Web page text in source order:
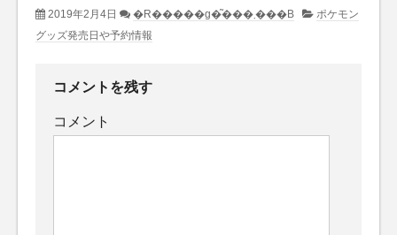
2019年2月4日 �R�����g�͂���܂���B
ポケモン
グッズ発売日や予約情報
コメントを残す
コメント